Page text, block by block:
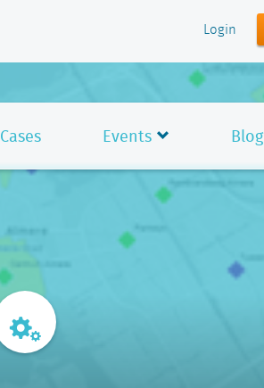
Login
Cases Events Blog